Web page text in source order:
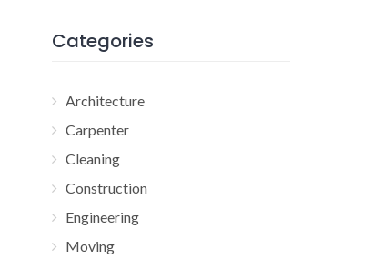
Categories
Architecture
Carpenter
Cleaning
Construction
Engineering
Moving